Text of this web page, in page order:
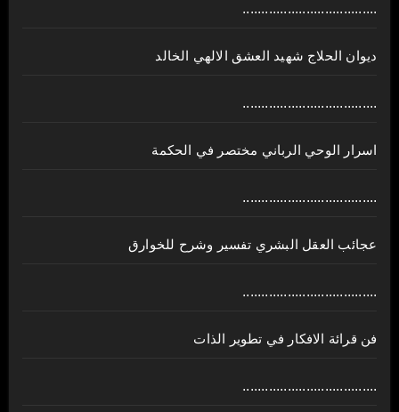
....................................
ديوان الحلاج شهيد العشق الالهي الخالد
....................................
اسرار الوحي الرباني مختصر في الحكمة
....................................
عجائب العقل البشري تفسير وشرح للخوارق
....................................
فن قرائة الافكار في تطوير الذات
....................................